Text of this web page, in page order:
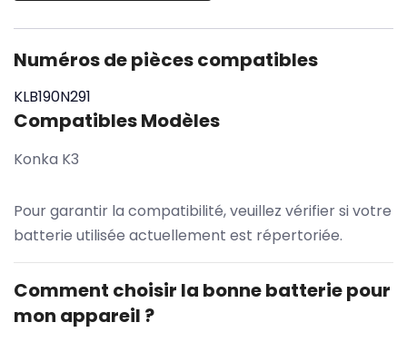
Numéros de pièces compatibles
KLB190N291
Compatibles Modèles
Konka K3
Pour garantir la compatibilité, veuillez vérifier si votre
batterie utilisée actuellement est répertoriée.
Comment choisir la bonne batterie pour
mon appareil ?